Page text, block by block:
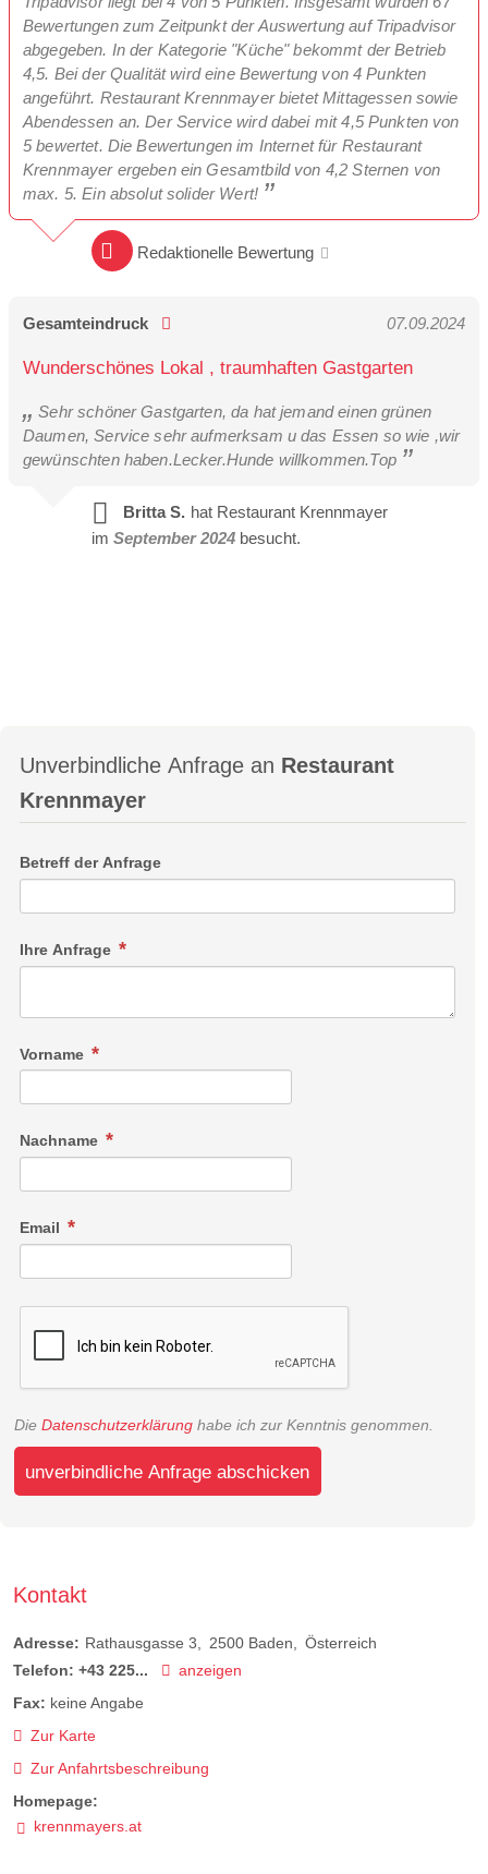
Bewertungen zum Zeitpunkt der Auswertung auf Tripadvisor
abgegeben. In der Kategorie "Küche" bekommt der Betrieb
4,5. Bei der Qualität wird eine Bewertung von 4 Punkten
angeführt. Restaurant Krennmayer bietet Mittagessen sowie
Abendessen an. Der Service wird dabei mit 4,5 Punkten von
5 bewertet. Die Bewertungen im Internet für Restaurant
Krennmayer ergeben ein Gesamtbild von 4,2 Sternen von
max. 5. Ein absolut solider Wert!
Redaktionelle Bewertung
Gesamteindruck 07.09.2024
Wunderschönes Lokal , traumhaften Gastgarten
Sehr schöner Gastgarten, da hat jemand einen grünen
Daumen, Service sehr aufmerksam u das Essen so wie ,wir
gewünschten haben.Lecker.Hunde willkommen.Top
Britta S. hat Restaurant Krennmayer
im September 2024 besucht.
Unverbindliche Anfrage an Restaurant
Krennmayer
Betreff der Anfrage
Ihre Anfrage
Vorname
Nachname
Email
Die Datenschutzerklärung habe ich zur Kenntnis genommen.
unverbindliche Anfrage abschicken
Kontakt
Adresse: Rathausgasse 3 2500 Baden
Österreich
Telefon: +43 225...
anzeigen
Fax: keine Angabe
Zur Karte
Zur Anfahrtsbeschreibung
Homepage:
krennmayers.at